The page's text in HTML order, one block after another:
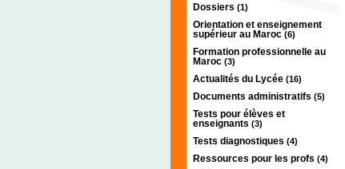
Dossiers (1)
Orientation et enseignement
supérieur au Maroc (6)
Formation professionnelle au
Maroc (3)
Actualités du Lycée (16)
Documents administratifs (5)
Tests pour élèves et
enseignants (3)
Tests diagnostiques (4)
Ressources pour les profs (4)